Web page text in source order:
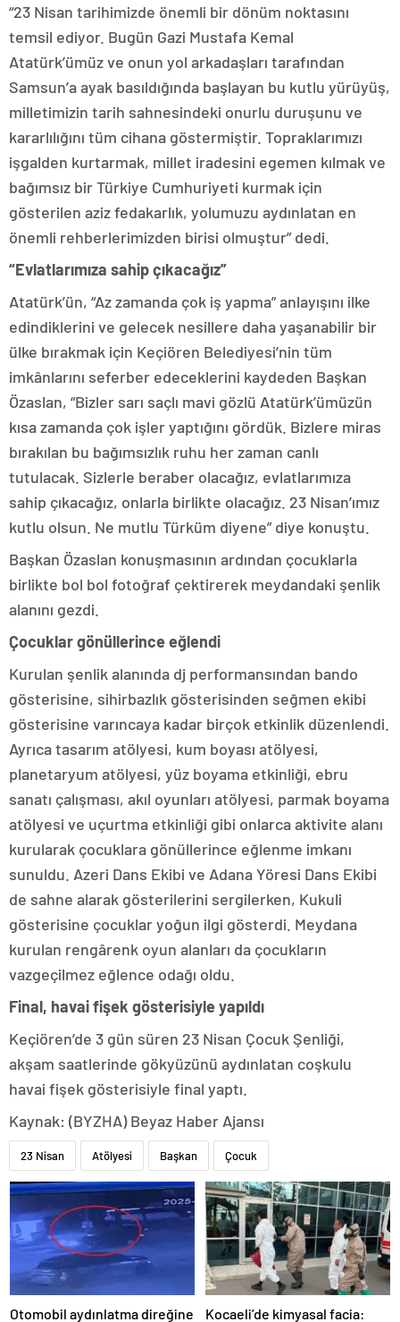
“23 Nisan tarihimizde önemli bir dönüm noktasını
temsil ediyor. Bugün Gazi Mustafa Kemal
Atatürk’ümüz ve onun yol arkadaşları tarafından
Samsun’a ayak basıldığında başlayan bu kutlu yürüyüş,
milletimizin tarih sahnesindeki onurlu duruşunu ve
kararlılığını tüm cihana göstermiştir. Topraklarımızı
işgalden kurtarmak, millet iradesini egemen kılmak ve
bağımsız bir Türkiye Cumhuriyeti kurmak için
gösterilen aziz fedakarlık, yolumuzu aydınlatan en
önemli rehberlerimizden birisi olmuştur” dedi.
“Evlatlarımıza sahip çıkacağız”
Atatürk’ün, “Az zamanda çok iş yapma” anlayışını ilke
edindiklerini ve gelecek nesillere daha yaşanabilir bir
ülke bırakmak için Keçiören Belediyesi’nin tüm
imkânlarını seferber edeceklerini kaydeden Başkan
Özaslan, “Bizler sarı saçlı mavi gözlü Atatürk’ümüzün
kısa zamanda çok işler yaptığını gördük. Bizlere miras
bırakılan bu bağımsızlık ruhu her zaman canlı
tutulacak. Sizlerle beraber olacağız, evlatlarımıza
sahip çıkacağız, onlarla birlikte olacağız. 23 Nisan’ımız
kutlu olsun. Ne mutlu Türküm diyene” diye konuştu.
Başkan Özaslan konuşmasının ardından çocuklarla
birlikte bol bol fotoğraf çektirerek meydandaki şenlik
alanını gezdi.
Çocuklar gönüllerince eğlendi
Kurulan şenlik alanında dj performansından bando
gösterisine, sihirbazlık gösterisinden seğmen ekibi
gösterisine varıncaya kadar birçok etkinlik düzenlendi.
Ayrıca tasarım atölyesi, kum boyası atölyesi,
planetaryum atölyesi, yüz boyama etkinliği, ebru
sanatı çalışması, akıl oyunları atölyesi, parmak boyama
atölyesi ve uçurtma etkinliği gibi onlarca aktivite alanı
kurularak çocuklara gönüllerince eğlenme imkanı
sunuldu. Azeri Dans Ekibi ve Adana Yöresi Dans Ekibi
de sahne alarak gösterilerini sergilerken, Kukuli
gösterisine çocuklar yoğun ilgi gösterdi. Meydana
kurulan rengârenk oyun alanları da çocukların
vazgeçilmez eğlence odağı oldu.
Final, havai fişek gösterisiyle yapıldı
Keçiören’de 3 gün süren 23 Nisan Çocuk Şenliği,
akşam saatlerinde gökyüzünü aydınlatan coşkulu
havai fişek gösterisiyle final yaptı.
Kaynak: (BYZHA) Beyaz Haber Ajansı
23 Nisan Atölyesi Başkan Çocuk
Otomobil aydınlatma direğine
Kocaeli’de kimyasal facia: